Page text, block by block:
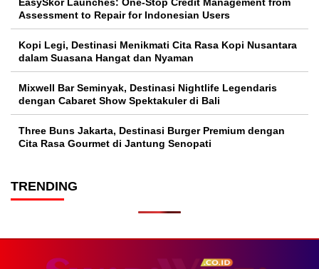
Assessment to Repair for Indonesian Users
Kopi Legi, Destinasi Menikmati Cita Rasa Kopi Nusantara
dalam Suasana Hangat dan Nyaman
Mixwell Bar Seminyak, Destinasi Nightlife Legendaris
dengan Cabaret Show Spektakuler di Bali
Three Buns Jakarta, Destinasi Burger Premium dengan
Cita Rasa Gourmet di Jantung Senopati
TRENDING